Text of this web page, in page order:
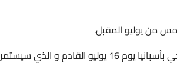
من يوليو المقبل.
قبل ان يغادر الفريق الدوحة للدخول في المعسكر الخارجي بأسبانيا يوم 16 يوليو القادم و الذي سيستمر